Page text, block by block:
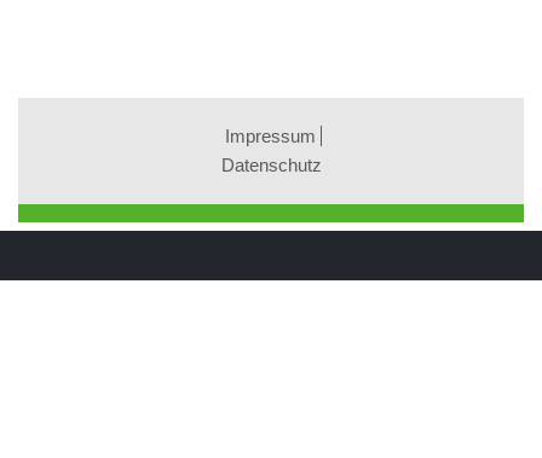
Impressum
Datenschutz